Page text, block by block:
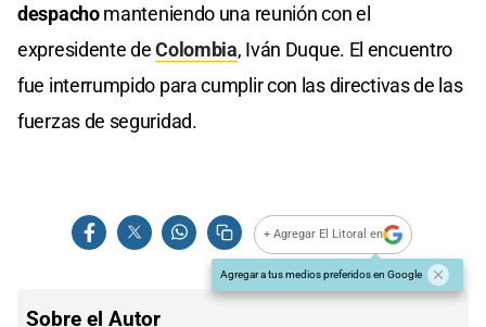
despachomanteniendo una reunión con el
expresidente deColombia, Iván Duque. El encuentro
fue interrumpido para cumplir con las directivas de las
fuerzas de seguridad.
+ Agregar El Litoral en
Agregar a tus medios preferidos en Google
Sobre el Autor